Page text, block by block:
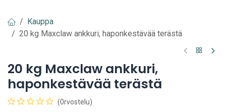
Kauppa
20 kg Maxclaw ankkuri, haponkestävää terästä
20 kg Maxclaw ankkuri,
haponkestävää terästä
(0rvostelu)